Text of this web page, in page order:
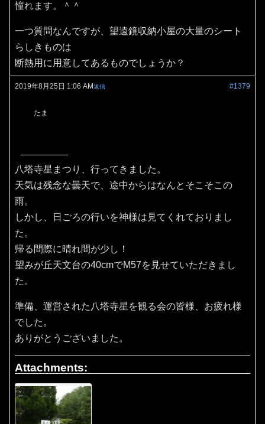
憧れます。＾＾
一つ質問なんですが、望遠鏡収納小屋の大量のシート
らしきものは
断熱用に用意してあるものでしょうか？
2019年8月25日 1:06 AM #1379
返信
たま
八塔寺星まつり、行ってきました。
天気は残念な曇天で、途中からはなんとそこそこの
雨。
しかし、日ごろの行いを神様は見てくれておりまし
た。
帰る間際に晴れ間が少し！
望みが丘天文台の40cmでM57を見せていただきまし
た。
準備、運営された八塔寺星を観る会の皆様、お疲れ様
でした。
ありがとうございました。
Attachments: